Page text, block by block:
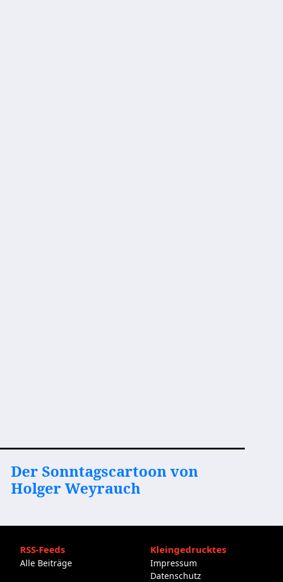
Der Sonntagscartoon von
Holger Weyrauch
RSS-Feeds
Alle Beiträge
Kleingedrucktes
Impressum
Datenschutz